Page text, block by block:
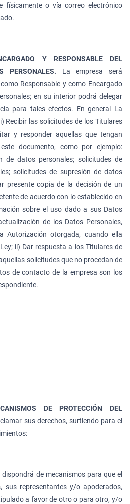
físicamente o vía correo electrónico
Y RESPONSABLE DEL
PERSONALES. La empresa será
Responsable y como Encargado
en su interior podrá delegar
para tales efectos. En general La
Recibir las solicitudes de los Titulares
y responder aquellas que tengan
documento, como por ejemplo:
de datos personales; solicitudes de
solicitudes de supresión de datos
presente copia de la decisión de un
de acuerdo con lo establecido en
sobre el uso dado a sus Datos
de los Datos Personales,
Autorización otorgada, cuando ella
ii) Dar respuesta a los Titulares de
solicitudes que no procedan de
de contacto de la empresa son los
DE PROTECCIÓN DEL
sus derechos, surtiendo para el
dispondrá de mecanismos para que el
sus representantes y/o apoderados,
a favor de otro o para otro, y/o